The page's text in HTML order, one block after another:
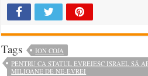
Tags
ION COJA
PENTRU CA STATUL EVREIESC ISRAEL SĂ
MILIOANE DE NE-EVREI